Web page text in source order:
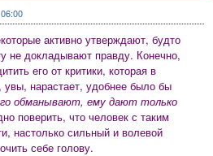
активно утверждают, будто
не докладывают правду. Конечно,
его от критики, которая в
увы, нарастает, удобнее было бы
обманывают, ему дают только
поверить, что человек с таким
настолько сильный и волевой
себе голову.